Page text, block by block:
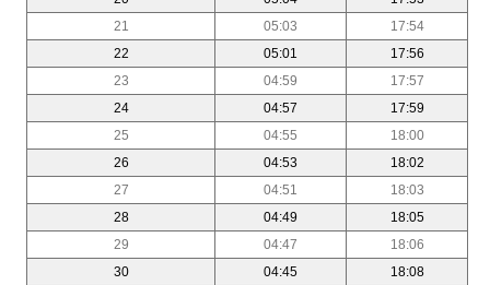
21
05:03
17:54
22
05:01
17:56
23
04:59
17:57
24
04:57
17:59
25
04:55
18:00
26
04:53
18:02
27
04:51
18:03
28
04:49
18:05
29
04:47
18:06
30
04:45 18:08